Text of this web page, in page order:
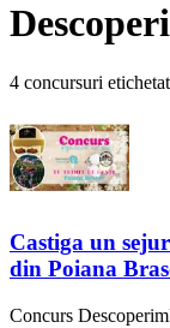
4 concursuri
Castiga un
din Poiana
Concurs